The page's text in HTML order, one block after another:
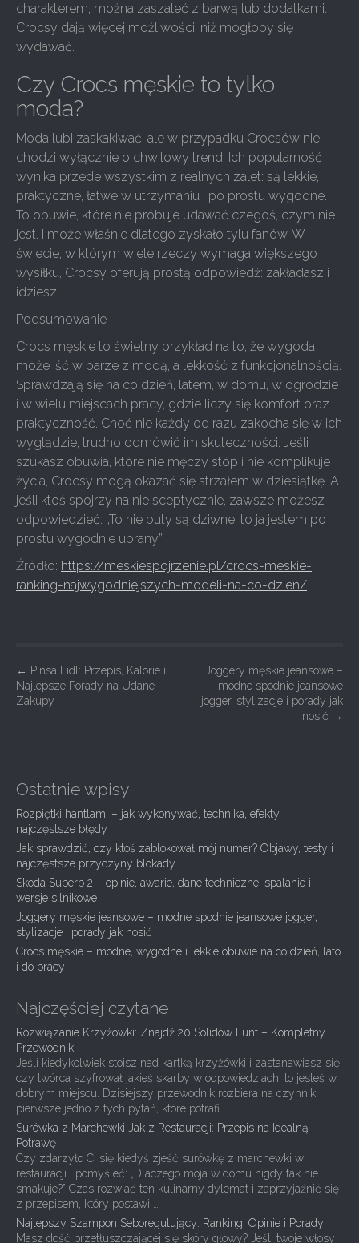
charakterem, można zaszaleć z barwą lub dodatkami.
Crocsy dają więcej możliwości, niż mogłoby się
wydawać.
Czy Crocs męskie to tylko
moda?
Moda lubi zaskakiwać, ale w przypadku Crocsów nie
chodzi wyłącznie o chwilowy trend. Ich popularność
wynika przede wszystkim z realnych zalet: są lekkie,
praktyczne, łatwe w utrzymaniu i po prostu wygodne.
To obuwie, które nie próbuje udawać czegoś, czym nie
jest. I może właśnie dlatego zyskało tylu fanów. W
świecie, w którym wiele rzeczy wymaga większego
wysiłku, Crocsy oferują prostą odpowiedź: zakładasz i
idziesz.
Podsumowanie
Crocs męskie to świetny przykład na to, że wygoda
może iść w parze z modą, a lekkość z funkcjonalnością.
Sprawdzają się na co dzień, latem, w domu, w ogrodzie
i w wielu miejscach pracy, gdzie liczy się komfort oraz
praktyczność. Choć nie każdy od razu zakocha się w ich
wyglądzie, trudno odmówić im skuteczności. Jeśli
szukasz obuwia, które nie męczy stóp i nie komplikuje
życia, Crocsy mogą okazać się strzałem w dziesiątkę. A
jeśli ktoś spojrzy na nie sceptycznie, zawsze możesz
odpowiedzieć: „To nie buty są dziwne, to ja jestem po
prostu wygodnie ubrany”.
Źródło: https://meskiespojrzenie.pl/crocs-meskie-
ranking-najwygodniejszych-modeli-na-co-dzien/
P
o
a
v
i
g
a
t
i
o
n
← Pinsa Lidl: Przepis, Kalorie i
Najlepsze Porady na Udane
Zakupy
Joggery męskie jeansowe –
modne spodnie jeansowe
jogger, stylizacje i porady jak
nosić →
Ostatnie wpisy
Rozpiętki hantlami – jak wykonywać, technika, efekty i
najczęstsze błędy
Jak sprawdzić, czy ktoś zablokował mój numer? Objawy, testy i
najczęstsze przyczyny blokady
Skoda Superb 2 – opinie, awarie, dane techniczne, spalanie i
wersje silnikowe
Joggery męskie jeansowe – modne spodnie jeansowe jogger,
stylizacje i porady jak nosić
Crocs męskie – modne, wygodne i lekkie obuwie na co dzień, lato
i do pracy
Najczęściej czytane
Rozwiązanie Krzyżówki: Znajdź 20 Solidów Funt – Kompletny
Przewodnik
Jeśli kiedykolwiek stoisz nad kartką krzyżówki i zastanawiasz się,
czy twórca szyfrował jakieś skarby w odpowiedziach, to jesteś w
dobrym miejscu. Dzisiejszy przewodnik rozbiera na czynniki
pierwsze jedno z tych pytań, które potrafi …
Surówka z Marchewki Jak z Restauracji: Przepis na Idealną
Potrawę
Czy zdarzyło Ci się kiedyś zjeść surówkę z marchewki w
restauracji i pomyśleć: „Dlaczego moja w domu nigdy tak nie
smakuje?” Czas rozwiać ten kulinarny dylemat i zaprzyjaźnić się
z przepisem, który postawi …
Najlepszy Szampon Seboregulujący: Ranking, Opinie i Porady
Masz dość przetłuszczającej się skóry głowy? Jeśli twoje włosy